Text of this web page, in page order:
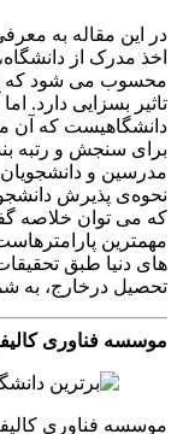
در این مقاله به
اخذ مدرک از
محسوب می شود که
تاثیر بسزایی دارد.
دانشگاهیست که آن
برای سنجش و رتبه
مدرسین و
نحوه‌ی پذیرش
که می توان خلاصه
های دنیا طبق
تحصیل درخارج، به
موسسه فناوری